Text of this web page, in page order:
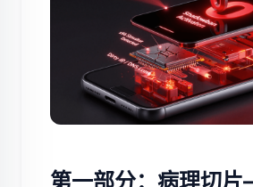
第一部分：病理切